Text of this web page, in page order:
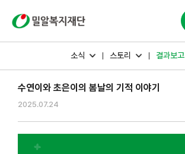
소식 스토리 결과보고
수연이와 초은이의 봄날의 기적 이야기
2025.07.24